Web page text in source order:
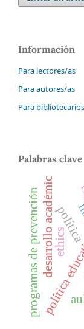
Información
Para lectores/as
Para autores/as
Para
Palabras clave
política
programas de prevención ethics
desarrollo académic